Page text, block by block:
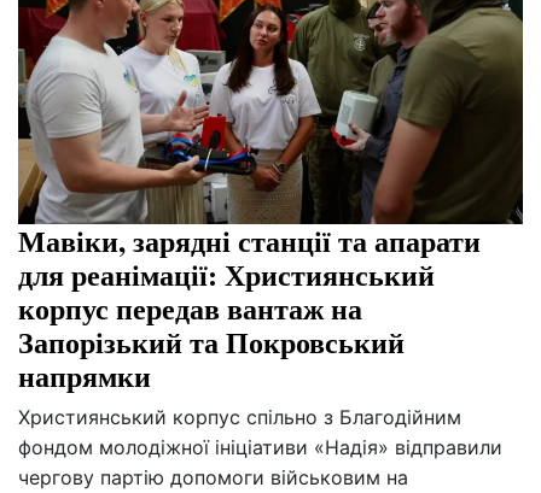
Мавіки, зарядні станції та апарати
для реанімації: Християнський
корпус передав вантаж на
Запорізький та Покровський
напрямки
Християнський корпус спільно з Благодійним
фондом молодіжної ініціативи «Надія» відправили
чергову партію допомоги військовим на